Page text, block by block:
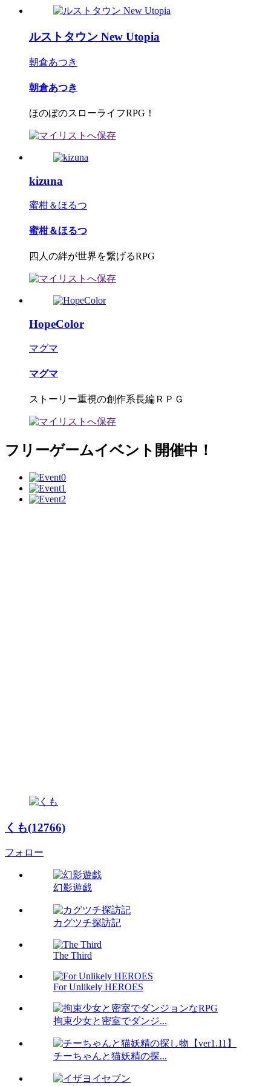
ルストタウン New Utopia
朝倉あつき
朝倉あつき
ほのぼのスローライフRPG！
kizuna
蜜柑＆ほるつ
蜜柑＆ほるつ
四人の絆が世界を繋げるRPG
HopeColor
マグマ
マグマ
ストーリー重視の創作系長編ＲＰＧ
フリーゲームイベント開催中！
くも(12766)
フォロー
幻影遊戯
カグツチ探訪記
The Third
For Unlikely HEROES
拘束少女と密室でダンジ...
チーちゃんと猫妖精の探...